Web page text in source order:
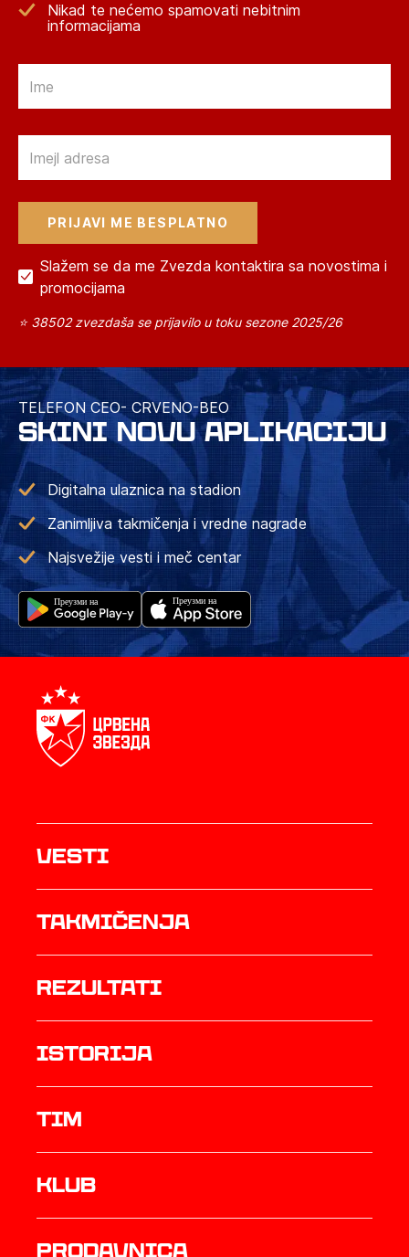
Nikad te nećemo spamovati nebitnim
informacijama
Slažem se da me Zvezda kontaktira sa novostima i
promocijama
⭐ 38502 zvezdaša se prijavilo u toku sezone 2025/26
TELEFON CEO- CRVENO-BEO
SKINI NOVU APLIKACIJU
Digitalna ulaznica na stadion
Zanimljiva takmičenja i vredne nagrade
Najsvežije vesti i meč centar
Vesti
Takmičenja
rezultati
istorija
TIM
Klub
prodavnica